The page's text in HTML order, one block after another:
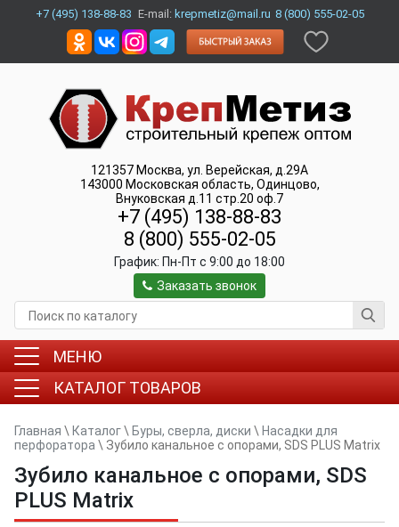
+7 (495) 138-88-83 E-mail: krepmetiz@mail.ru 8 (800) 555-02-05
121357 Москва, ул. Верейская, д.29А
143000 Московская область, Одинцово,
Внуковская д.11 стр.20 оф.7
+7 (495) 138-88-83
8 (800) 555-02-05
График: Пн-Пт c 9:00 до 18:00
Заказать звонок
МЕНЮ
КАТАЛОГ ТОВАРОВ
Главная \ Каталог\ Буры, сверла, диски \ Насадки для
перфоратора \ Зубило канальное с опорами, SDS PLUS Matrix
Зубило канальное с опорами, SDS
PLUS Matrix